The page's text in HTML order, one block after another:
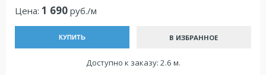
Цена: 1 690 руб./м
КУПИТЬ В ИЗБРАННОЕ
Доступно к заказу: 2.6 м.